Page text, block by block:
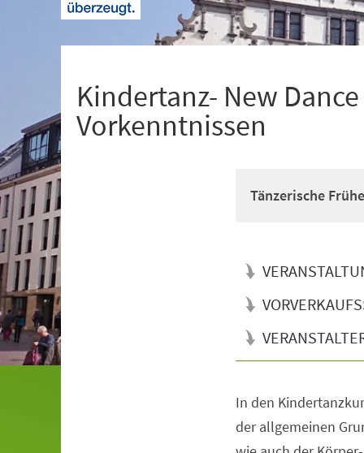
Kindertanz- New
Vorkenntnissen
Tänzerische
In den
der allgemeinen